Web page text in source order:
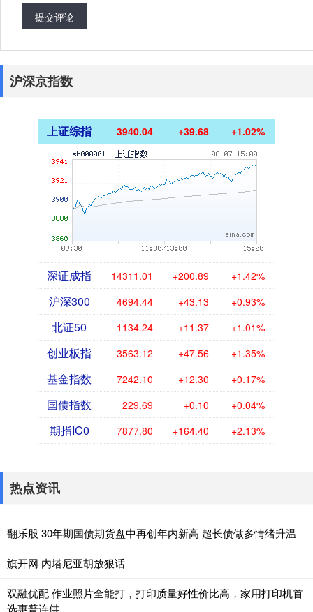
提交评论
沪深京指数
上证综指 3940.04 +39.68 +1.02%
深证成指 14311.01 +200.89 +1.42%
沪深300 4694.44 +43.13 +0.93%
北证50 1134.24 +11.37 +1.01%
创业板指 3563.12 +47.56 +1.35%
基金指数 7242.10 +12.30 +0.17%
国债指数 229.69 +0.10 +0.04%
期指IC0 7877.80 +164.40 +2.13%
热点资讯
翻乐股 30年期国债期货盘中再创年内新高 超长债做多情绪升温
旗开网 内塔尼亚胡放狠话
双融优配 作业照片全能打，打印质量好性价比高，家用打印机首
选惠普连供